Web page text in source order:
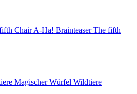
A-Ha! Brainteaser The fifth
Magischer Würfel Wildtiere